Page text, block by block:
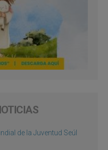
de la Juventud Seúl